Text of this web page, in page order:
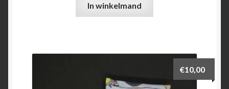
In winkelmand
€10,00